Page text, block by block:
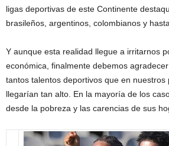
ligas deportivas de este Continente
brasileños, argentinos, colombianos y
Y aunque esta realidad llegue a irritarnos
económica, finalmente debemos
tantos talentos deportivos que en
llegarían tan alto. En la mayoría de los
desde la pobreza y las carencias de sus